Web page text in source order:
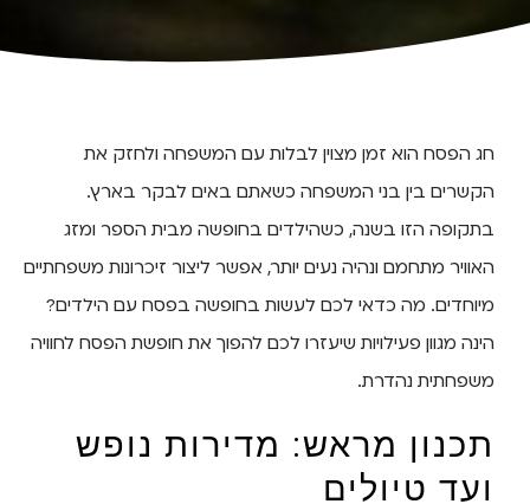
חג הפסח הוא זמן מצוין לבלות עם המשפחה ולחזק את
הקשרים בין בני המשפחה כשאתם באים לבקר בארץ.
בתקופה הזו בשנה, כשהילדים בחופשה מבית הספר ומזג
האוויר מתחמם ונהיה נעים יותר, אפשר ליצור זיכרונות משפחתיים
מיוחדים. מה כדאי לכם לעשות בחופשה בפסח עם הילדים?
הינה מגוון פעילויות שיעזרו לכם להפוך את חופשת הפסח לחוויה
משפחתית נהדרת.
תכנון מראש: מדירות נופש
ועד טיולים